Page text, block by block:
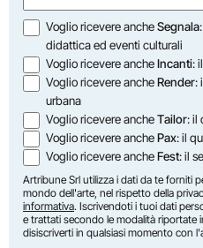
Opzioni
Voglio ricevere ancheSegnala
didattica ed eventi culturali
Voglio ricevere ancheIncanti:
Voglio ricevere ancheRender:
urbana
Voglio ricevere ancheTailor: il
Voglio ricevere anchePax: il
Voglio ricevere ancheFest: il
Artribune Srl utilizza i dati da te forniti
mondo dell'arte, nel rispetto della
informativa. Iscrivendoti i tuoi dati
e trattati secondo le modalità riportate
disiscriverti in qualsiasi momento con